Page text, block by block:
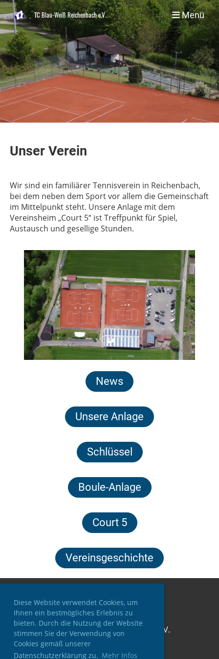
Diese Website verwendet Cookies, um
Ihnen ein bestmögliches Erlebnis zu
bieten. Durch die Nutzung der Website
stimmen Sie der Verwendung von
Cookies gemäß unserer
Datenschutzerklärung zu. Mehr Infos
TC Blau-Weiß Reichenbach e.V. Menü
Unser Verein
Wir sind ein familiärer Tennisverein in Reichenbach,
bei dem neben dem Sport vor allem die Gemeinschaft
im Mittelpunkt steht. Unsere Anlage mit dem
Vereinsheim „Court 5“ ist Treffpunkt für Spiel,
Austausch und gesellige Stunden.
News
Unsere Anlage
Schlüssel
Boule-Anlage
Court 5
Vereinsgeschichte
© TC Blau-Weiß Reichenbach e.V.
Erstellt mit ClubDesk Vereinssoftware